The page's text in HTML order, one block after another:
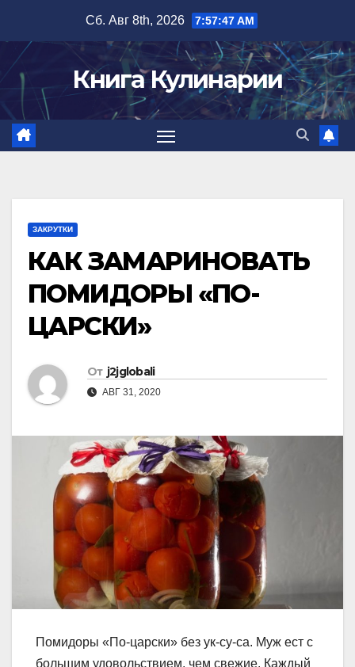
содержимому
Сб. Авг 8th, 2026 7:57:48 AM
Книга Кулинарии
ЗАКРУТКИ
КАК ЗАМАРИНОВАТЬ
ПОМИДОРЫ «ПО-
ЦАРСКИ»
От j2jglobali
АВГ 31, 2020
Помидоры «По-царски» без ук-су-са. Муж ест с
большим удовольствием, чем свежие. Каждый